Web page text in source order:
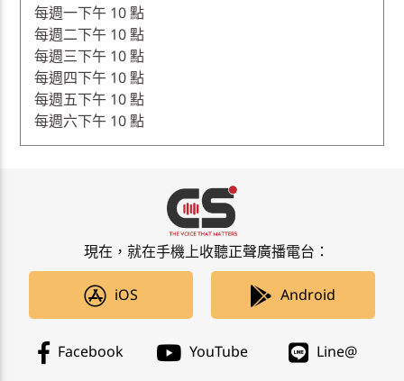
每週一下午 10 點
每週二下午 10 點
每週三下午 10 點
每週四下午 10 點
每週五下午 10 點
每週六下午 10 點
現在，就在手機上收聽正聲廣播電台：
iOS Android
Facebook YouTube Line@